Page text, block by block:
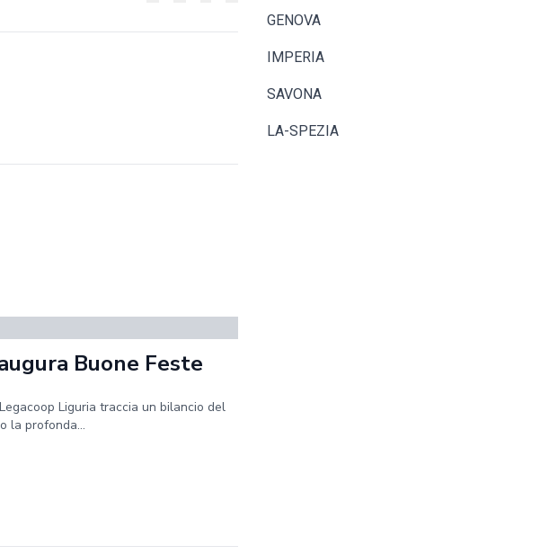
Buone Feste
Liguria traccia un bilancio del
la profonda...
GENOVA
IMPERIA
SAVONA
LA-SPEZIA